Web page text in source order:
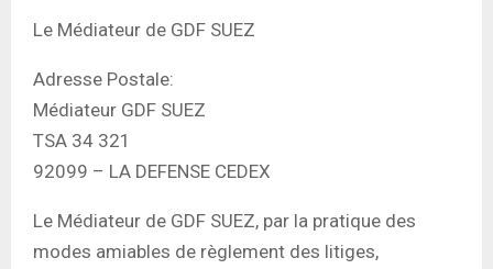
Le Médiateur de GDF SUEZ
Adresse Postale:
Médiateur GDF SUEZ
TSA 34 321
92099 – LA DEFENSE CEDEX
Le Médiateur de GDF SUEZ, par la pratique des
modes amiables de règlement des litiges,